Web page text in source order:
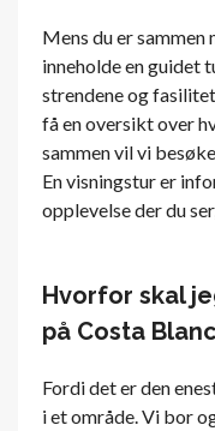
Mens du er sammen
inneholde en guidet
strendene og
få en oversikt over
sammen vil vi
En visningstur er
opplevelse der du
Hvorfor skal
på Costa
Fordi det er den
i et område. Vi bor